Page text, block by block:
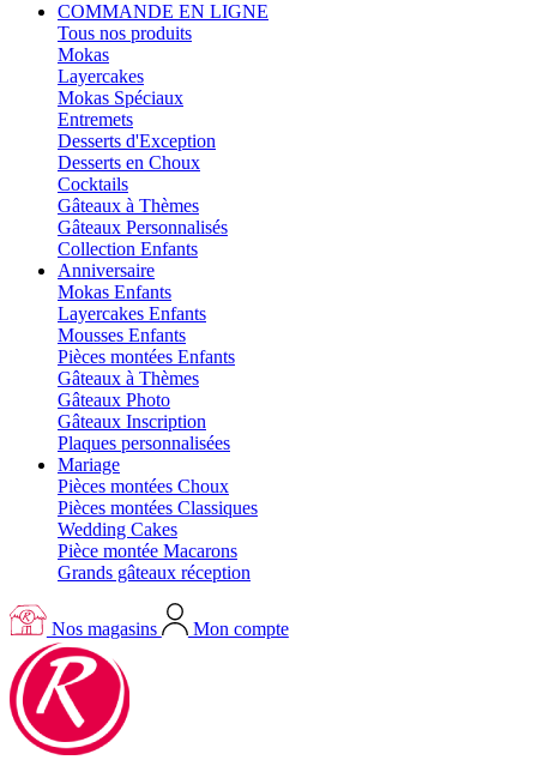
COMMANDE EN LIGNE
Tous nos produits
Mokas
Layercakes
Mokas Spéciaux
Entremets
Desserts d'Exception
Desserts en Choux
Cocktails
Gâteaux à Thèmes
Gâteaux Personnalisés
Collection Enfants
Anniversaire
Mokas Enfants
Layercakes Enfants
Mousses Enfants
Pièces montées Enfants
Gâteaux à Thèmes
Gâteaux Photo
Gâteaux Inscription
Plaques personnalisées
Mariage
Pièces montées Choux
Pièces montées Classiques
Wedding Cakes
Pièce montée Macarons
Grands gâteaux réception
Nos magasins Mon compte